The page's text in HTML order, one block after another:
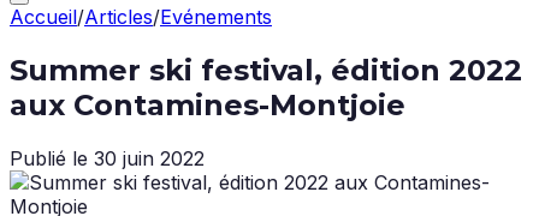
Accueil/Articles/Evénements
Summer ski festival, édition 2022
aux Contamines-Montjoie
Publié le 30 juin 2022